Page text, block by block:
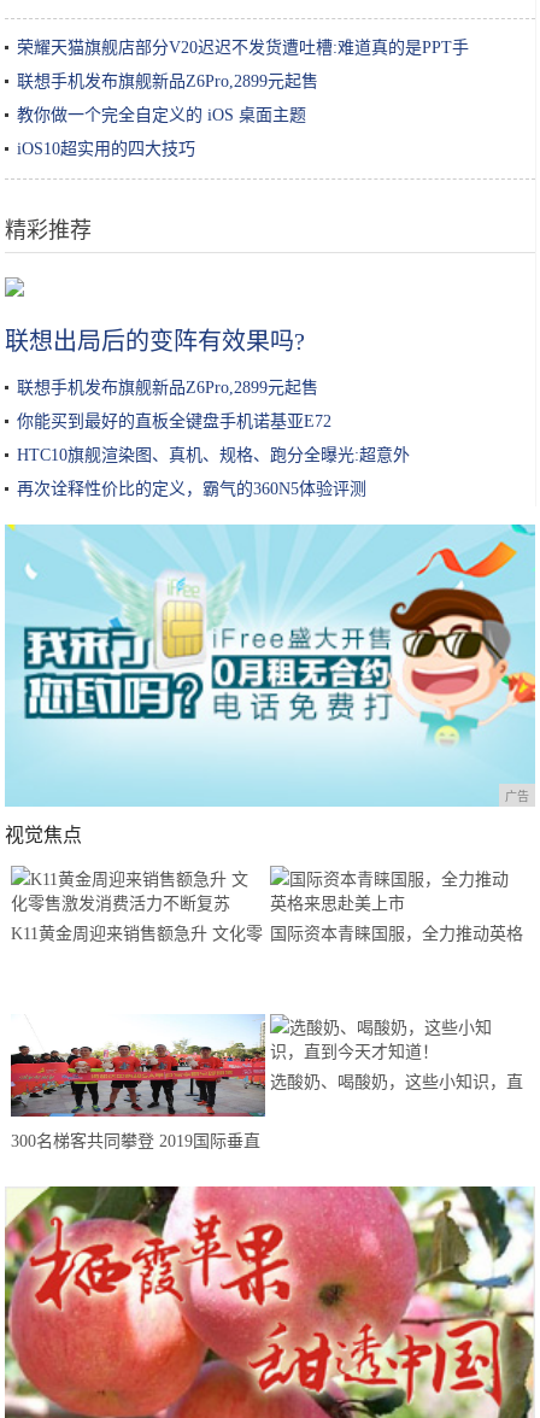
荣耀天猫旗舰店部分V20迟迟不发货遭吐槽:难道真的是PPT手
联想手机发布旗舰新品Z6Pro,2899元起售
教你做一个完全自定义的 iOS 桌面主题
iOS10超实用的四大技巧
精彩推荐
联想出局后的变阵有效果吗?
联想手机发布旗舰新品Z6Pro,2899元起售
你能买到最好的直板全键盘手机诺基亚E72
HTC10旗舰渲染图、真机、规格、跑分全曝光:超意外
再次诠释性价比的定义，霸气的360N5体验评测
广告
视觉焦点
K11黄金周迎来销售额急升 文化零
国际资本青睐国服，全力推动英格
300名梯客共同攀登 2019国际垂直
站欢乐开跑
选酸奶、喝酸奶，这些小知识，直